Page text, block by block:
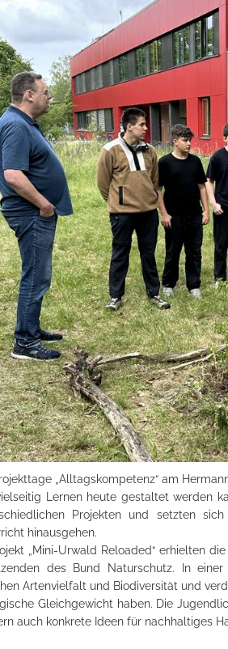
„Alltagskompetenz“ am
Lernen heute gestaltet werden
Projekten und setzten
hinausgehen.
„Mini-Urwald Reloaded“ erhielten
des Bund Naturschutz. In
Artenvielfalt und Biodiversität und
Gleichgewicht haben. Die
auch konkrete Ideen für nachhaltiges